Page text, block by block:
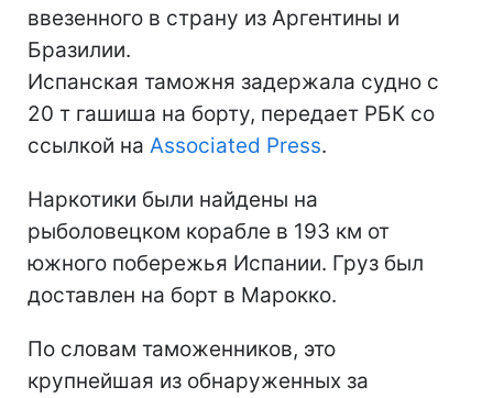
ввезенного в страну из Аргентины и
Бразилии.
Испанская таможня задержала судно с
20 т гашиша на борту, передает РБК со
ссылкой на Associated Press.
Наркотики были найдены на
рыболовецком корабле в 193 км от
южного побережья Испании. Груз был
доставлен на борт в Марокко.
По словам таможенников, это
крупнейшая из обнаруженных за